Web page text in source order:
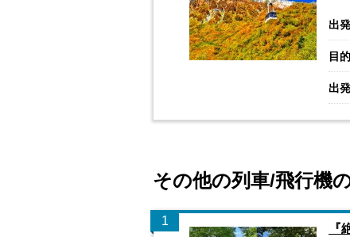
出
目
出
その他の列車/飛行機
1